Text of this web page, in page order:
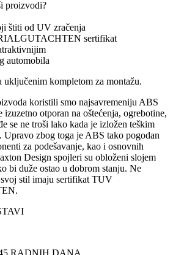
proizvodi?
štiti od UV zračenja
sertifikat
automobila
uključenim kompletom za montažu.
koristili smo najsavremeniju ABS
otporan na oštećenja, ogrebotine,
se ne troši lako kada je izložen teškim
Upravo zbog toga je ABS tako pogodan
za podešavanje, kao i osnovnih
Design spojleri su obloženi slojem
bi duže ostao u dobrom stanju. Ne
stil imaju sertifikat TUV
RADNIH DANA